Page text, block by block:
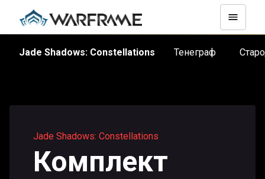
Jade Shadows: Constellations Тенеграф
Jade Shadows: Constellations
Комплект